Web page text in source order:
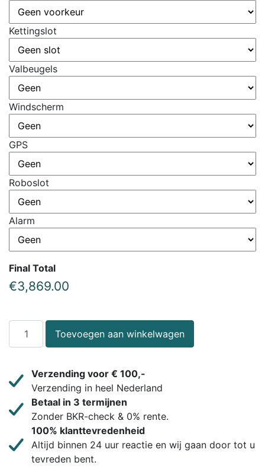
Kettingslot
Valbeugels
Windscherm
GPS
Roboslot
Alarm
Final Total
€3,869.00
Toevoegen aan winkelwagen
Verzending voor € 100,-
Verzending in heel Nederland
Betaal in 3 termijnen
Zonder BKR-check & 0% rente.
100% klanttevredenheid
Altijd binnen 24 uur reactie en wij gaan door tot u
tevreden bent.